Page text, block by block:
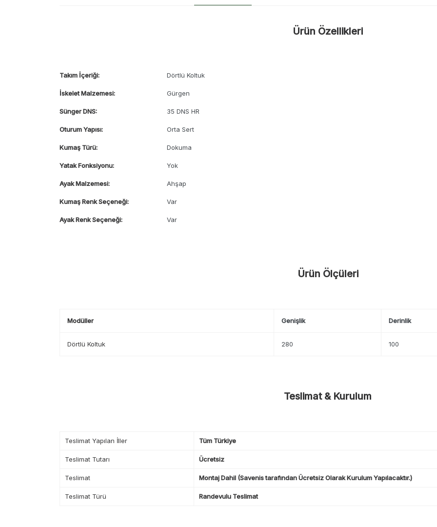
Ürün Özellikleri
Takım İçeriği: Dörtlü Koltuk
İskelet Malzemesi: Gürgen
Sünger DNS: 35 DNS HR
Oturum Yapısı: Orta Sert
Kumaş Türü: Dokuma
Yatak Fonksiyonu: Yok
Ayak Malzemesi: Ahşap
Kumaş Renk Seçeneği: Var
Ayak Renk Seçeneği: Var
Ürün Ölçüleri
Modüller Genişlik Derinlik
Dörtlü Koltuk 280 100
Teslimat & Kurulum
Teslimat Yapılan İller Tüm Türkiye
Teslimat Tutarı Ücretsiz
Teslimat Montaj Dahil (Savenis tarafından Ücretsiz Olarak Kurulum Yapılacaktır.)
Teslimat Türü Randevulu Teslimat